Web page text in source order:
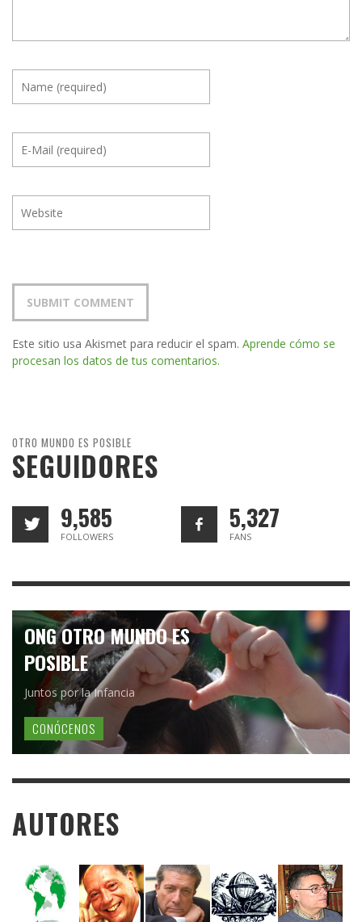
Este sitio usa Akismet para reducir el spam. Aprende cómo se
procesan los datos de tus comentarios.
OTRO MUNDO ES POSIBLE
SEGUIDORES
9,585
FOLLOWERS
5,327
FANS
ONG OTRO MUNDO ES
POSIBLE
Juntos por la Infancia
CONÓCENOS
AUTORES